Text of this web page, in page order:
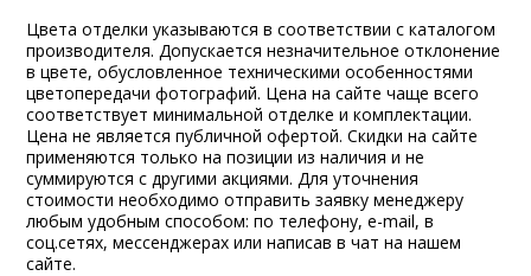
Цвета отделки указываются в соответствии с каталогом
производителя. Допускается незначительное отклонение
в цвете, обусловленное техническими особенностями
цветопередачи фотографий. Цена на сайте чаще всего
соответствует минимальной отделке и комплектации.
Цена не является публичной офертой. Скидки на сайте
применяются только на позиции из наличия и не
суммируются с другими акциями. Для уточнения
стоимости необходимо отправить заявку менеджеру
любым удобным способом: по телефону, e-mail, в
соц.сетях, мессенджерах или написав в чат на нашем
сайте.